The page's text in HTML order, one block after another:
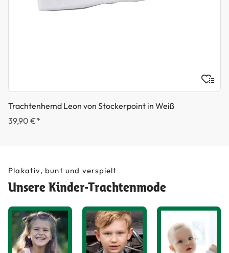
Trachtenhemd Leon von Stockerpoint in Weiß
39,90 €*
Plakativ, bunt und verspielt
Unsere Kinder-Trachtenmode